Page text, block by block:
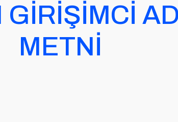
METNİ